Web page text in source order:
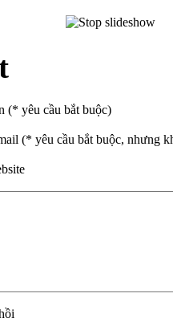
(* yêu cầu bắt buộc)
(* yêu cầu bắt buộc, nhưng